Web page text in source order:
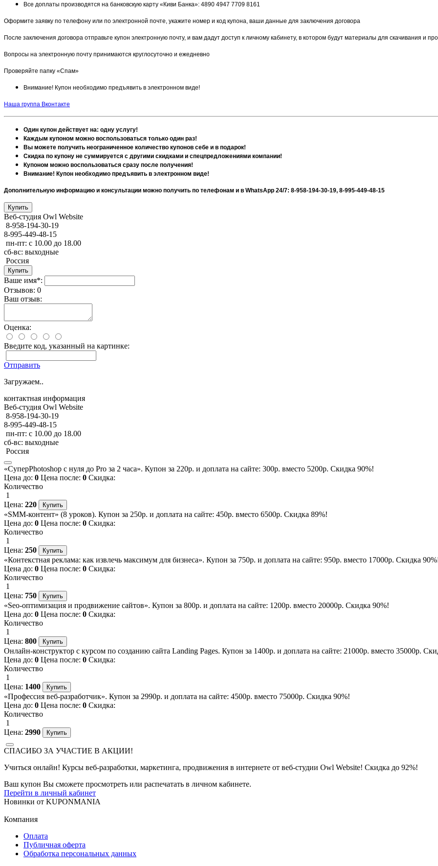
Все доплаты производятся на банковскую карту «Киви Банка»: 4890 4947 7709 8161
Оформите заявку по телефону или по электронной почте, укажите номер и код купона, ваши данные для заключения договора
После заключения договора отправьте купон электронную почту, и вам дадут доступ к личному кабинету, в котором будут материалы для скачивания и
Вопросы на электронную почту принимаются круглосуточно и ежедневно
Проверяйте папку «Спам»
Внимание! Купон необходимо предъявить в электронном виде!
Наша группа Вконтакте
Один купон действует на: одну услугу!
Каждым купоном можно воспользоваться только один раз!
Вы можете получить неограниченное количество купонов себе и в подарок!
Скидка по купону не суммируется с другими скидками и спецпредложениями компании!
Купоном можно воспользоваться сразу после получения!
Внимание! Купон необходимо предъявить в электронном виде!
Дополнительную информацию и консультации можно получить по телефонам и в WhatsApp 24/7: 8-958-194-30-19, 8-995-449-48-15
Веб-студия Оwl Website
8-958-194-30-19
8-995-449-48-15
пн-пт: с 10.00 до 18.00
сб-вс: выходные
Россия
Ваше имя*:
Отзывов: 0
Ваш отзыв:
Оценка:
Введите код, указанный на картинке:
Отправить
Загружаем..
контактная информация
Веб-студия Оwl Website
8-958-194-30-19
8-995-449-48-15
пн-пт: с 10.00 до 18.00
сб-вс: выходные
Россия
«СуперPhotoshop с нуля до Pro за 2 часа». Купон за 220р. и доплата на сайте: 300р. вместо 5200р. Скидка 90%!
Цена до: 0 Цена после: 0 Скидка:
Количество
1
Цена: 220
«SMM-контент» (8 уроков). Купон за 250р. и доплата на сайте: 450р. вместо 6500р. Скидка 89%!
Цена до: 0 Цена после: 0 Скидка:
Количество
1
Цена: 250
«Контекстная реклама: как извлечь максимум для бизнеса». Купон за 750р. и доплата на сайте: 950р. вместо 17000р. Скидка
Цена до: 0 Цена после: 0 Скидка:
Количество
1
Цена: 750
«Seo-оптимизация и продвижение сайтов». Купон за 800р. и доплата на сайте: 1200р. вместо 20000р. Скидка 90%!
Цена до: 0 Цена после: 0 Скидка:
Количество
1
Цена: 800
Онлайн-конструктор с курсом по созданию сайта Landing Pages. Купон за 1400р. и доплата на сайте: 21000р. вместо 35000р.
Цена до: 0 Цена после: 0 Скидка:
Количество
1
Цена: 1400
«Профессия веб-разработчик». Купон за 2990р. и доплата на сайте: 4500р. вместо 75000р. Скидка 90%!
Цена до: 0 Цена после: 0 Скидка:
Количество
1
Цена: 2990
СПАСИБО ЗА УЧАСТИЕ В АКЦИИ!
Учиться онлайн! Курсы веб-разработки, маркетинга, продвижения в интернете от веб-студии Оwl Website! Скидка до 92%!
Ваш купон Вы сможете просмотреть или распечатать в личном кабинете.
Перейти в личный кабинет
Новинки от KUPONMANIA
Компания
Оплата
Публичная оферта
Обработка персональных данных